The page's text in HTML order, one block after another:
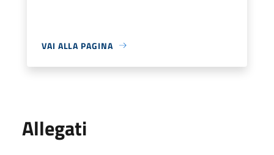
VAI ALLA PAGINA
Allegati